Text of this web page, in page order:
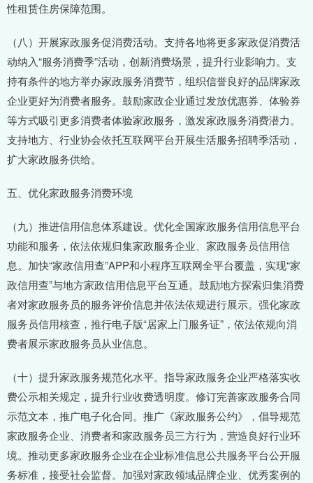
性租赁住房保障范围。
（八）开展家政服务促消费活动。支持各地将更多家政促消费活
动纳入“服务消费季”活动，创新消费场景，提升行业影响力。支
持有条件的地方举办家政服务消费节，组织信誉良好的品牌家政
企业更好为消费者服务。鼓励家政企业通过发放优惠券、体验券
等方式吸引更多消费者体验家政服务，激发家政服务消费潜力。
支持地方、行业协会依托互联网平台开展生活服务招聘季活动，
扩大家政服务供给。
五、优化家政服务消费环境
（九）推进信用信息体系建设。优化全国家政服务信用信息平台
功能和服务，依法依规归集家政服务企业、家政服务员信用信
息。加快“家政信用查”APP和小程序互联网全平台覆盖，实现“家
政信用查”与地方家政信用信息平台互通。鼓励地方探索归集消费
者对家政服务员的服务评价信息并依法依规进行展示。强化家政
服务员信用核查，推行电子版“居家上门服务证”，依法依规向消
费者展示家政服务员从业信息。
（十）提升家政服务规范化水平。指导家政服务企业严格落实收
费公示相关规定，提升行业收费透明度。修订完善家政服务合同
示范文本，推广电子化合同。推广《家政服务公约》，倡导规范
家政服务企业、消费者和家政服务员三方行为，营造良好行业环
境。推动更多家政服务企业在企业标准信息公共服务平台公开服
务标准，接受社会监督。加强对家政领域品牌企业、优秀案例的